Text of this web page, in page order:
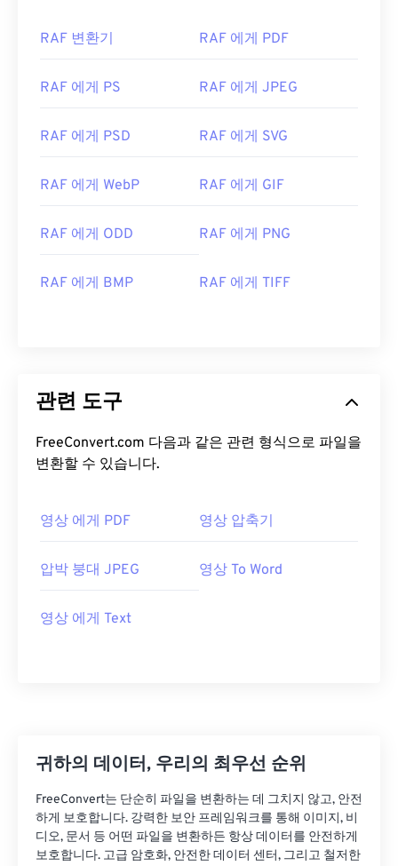
RAF 변환기 RAF 에게 PDF
RAF 에게 PS RAF 에게 JPEG
RAF 에게 PSD RAF 에게 SVG
RAF 에게 WebP RAF 에게 GIF
RAF 에게 ODD RAF 에게 PNG
RAF 에게 BMP RAF 에게 TIFF
관련 도구
FreeConvert.com 다음과 같은 관련 형식으로 파일을
변환할 수 있습니다.
영상 에게 PDF 영상 압축기
압박 붕대 JPEG 영상 To Word
영상 에게 Text
귀하의 데이터, 우리의 최우선 순위
FreeConvert는 단순히 파일을 변환하는 데 그치지 않고, 안전
하게 보호합니다. 강력한 보안 프레임워크를 통해 이미지, 비
디오, 문서 등 어떤 파일을 변환하든 항상 데이터를 안전하게
보호합니다. 고급 암호화, 안전한 데이터 센터, 그리고 철저한